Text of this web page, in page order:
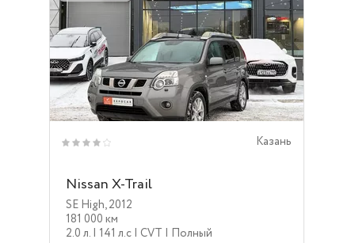
Казань
Nissan X-Trail
SE High,2012
181 000 км
2.0 л. | 141 л.c | CVT | Полный